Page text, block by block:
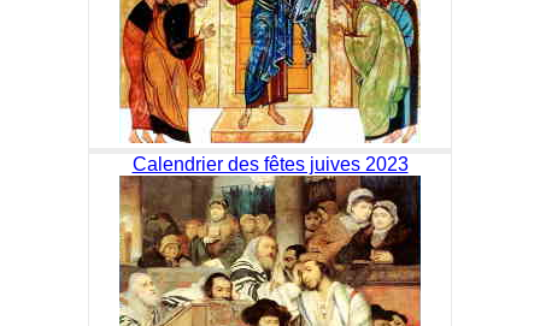
Calendrier des fêtes juives 2023